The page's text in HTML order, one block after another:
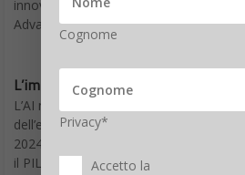
innovazione insieme,” ha concluso
Advanced Solutions di TD SYNNEX
L’impatto del programma watsonx
L’AI non è più qualcosa che
dell’evoluzione tecnologica di oggi.
2024, si è evidenziato come l’IA
il PIL globale di 4 trilioni di dollari entro il
Cognome
Privacy*
Accetto la